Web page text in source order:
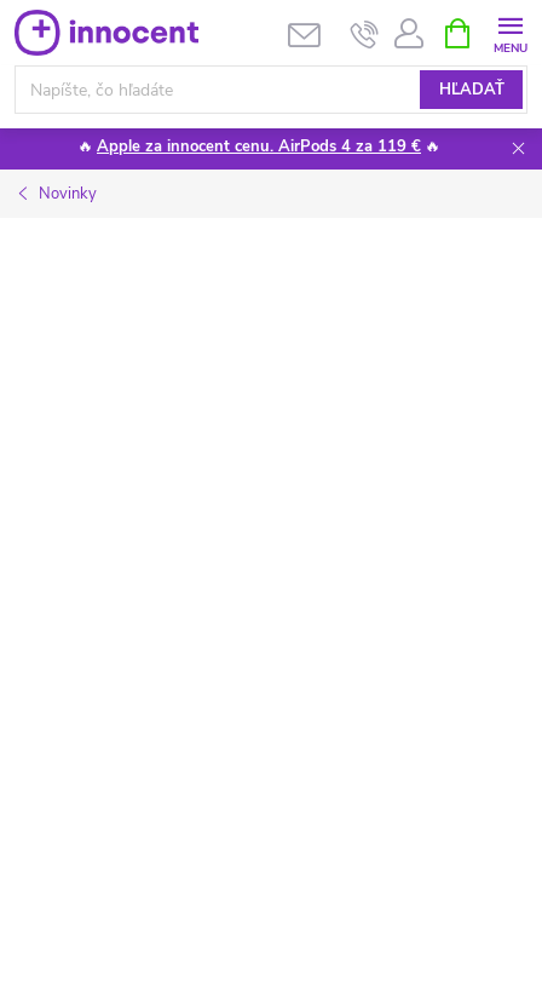
Prejsť
na
obsah
HĽADAŤ
KOŠÍK
🔥 Apple za innocent cenu. AirPods 4 za 119 € 🔥
Novinky